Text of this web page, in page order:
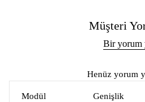
Müşteri
Bir yorum
Henüz yorum
Modül Genişlik